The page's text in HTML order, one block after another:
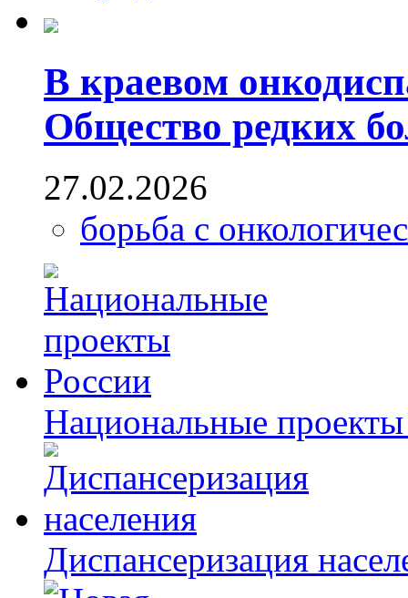
В краевом
Общество редких
27.02.2026
борьба с
Национальные
Диспансеризация